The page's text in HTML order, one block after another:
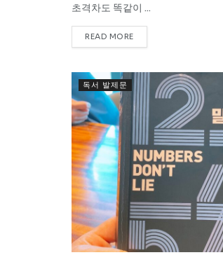
초격차도 똑같이 ...
READ MORE
독서 발제문